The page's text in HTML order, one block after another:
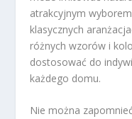
atrakcyjnym
klasycznych
różnych wzorów i
dostosować do
każdego domu.
Nie można